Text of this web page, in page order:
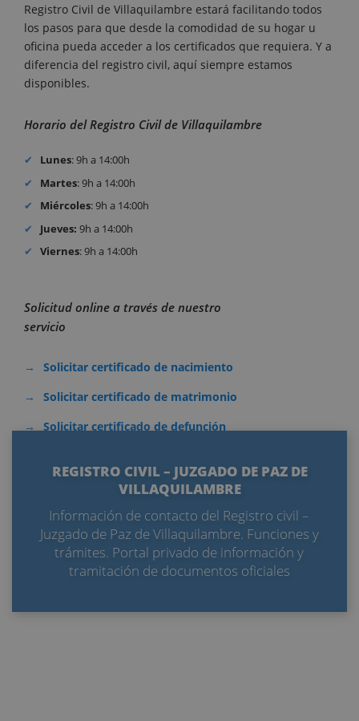
REGISTRO CIVIL – JUZGADO DE PAZ DE
VILLAQUILAMBRE
Información de contacto del Registro civil –
Juzgado de Paz de Villaquilambre. Funciones y
trámites. Portal privado de información y
tramitación de documentos oficiales
Registro Civil de Villaquilambre estará facilitando todos
los pasos para que desde la comodidad de su hogar u
oficina pueda acceder a los certificados que requiera. Y a
diferencia del registro civil, aquí siempre estamos
disponibles.
Horario del Registro Civil de Villaquilambre
Lunes: 9h a 14:00h
Martes: 9h a 14:00h
Miércoles: 9h a 14:00h
Jueves: 9h a 14:00h
Viernes: 9h a 14:00h
Solicitud online a través de nuestro
servicio
Solicitar certificado de nacimiento
Solicitar certificado de matrimonio
Solicitar certificado de defunción